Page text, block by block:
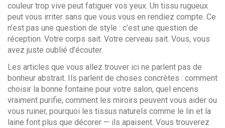
couleur trop vive peut fatiguer vos yeux. Un tissu rugueux
peut vous irriter sans que vous vous en rendiez compte. Ce
n’est pas une question de style : c’est une question de
réception. Votre corps sait. Votre cerveau sait. Vous, vous
avez juste oublié d’écouter.
Les articles que vous allez trouver ici ne parlent pas de
bonheur abstrait. Ils parlent de choses concrètes : comment
choisir la bonne fontaine pour votre salon, quel encens
vraiment purifie, comment les miroirs peuvent vous aider ou
vous ruiner, pourquoi les tissus naturels comme le lin et la
laine font plus que décorer — ils apaisent. Vous trouverez